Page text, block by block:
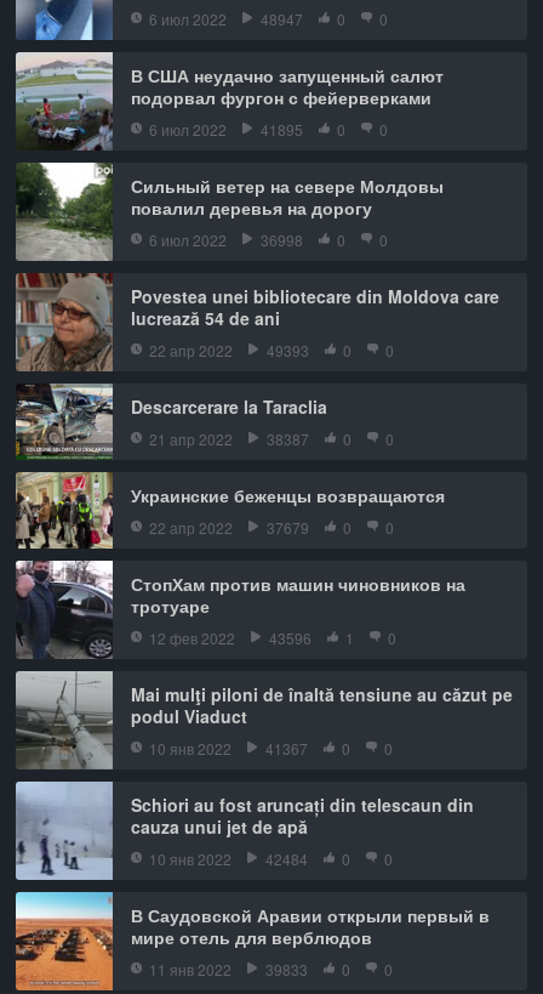
6 июл 2022 48947 0 0
В США неудачно запущенный салют
подорвал фургон с фейерверками
6 июл 2022 41895 0 0
Сильный ветер на севере Молдовы
повалил деревья на дорогу
6 июл 2022 36998 0 0
Povestea unei bibliotecare din Moldova care
lucrează 54 de ani
22 апр 2022 49393 0 0
Descarcerare la Taraclia
21 апр 2022 38387 0 0
Украинские беженцы возвращаются
22 апр 2022 37679 0 0
СтопХам против машин чиновников на
тротуаре
12 фев 2022 43596 1 0
Mai mulţi piloni de înaltă tensiune au căzut pe
podul Viaduct
10 янв 2022 41367 0 0
Schiori au fost aruncați din telescaun din
cauza unui jet de apă
10 янв 2022 42484 0 0
В Саудовской Аравии открыли первый в
мире отель для верблюдов
11 янв 2022 39833 0 0